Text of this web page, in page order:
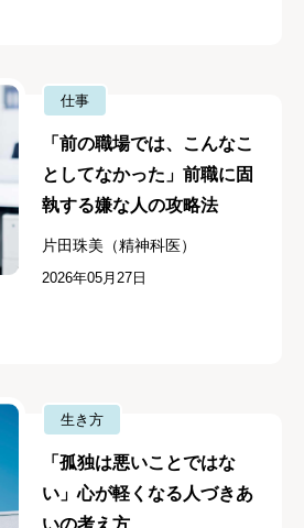
仕事
「前の職場では、こんなこ
としてなかった」前職に固
執する嫌な人の攻略法
片田珠美（精神科医）
2026年05月27日
生き方
「孤独は悪いことではな
い」心が軽くなる人づきあ